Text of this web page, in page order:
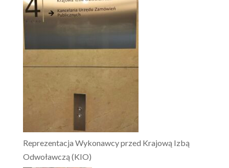
Reprezentacja Wykonawcy przed Krajową Izbą
Odwoławczą (KIO)